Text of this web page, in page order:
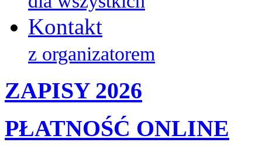
Kontakt
z organizatorem
ZAPISY 2026
PŁATNOŚĆ ONLINE